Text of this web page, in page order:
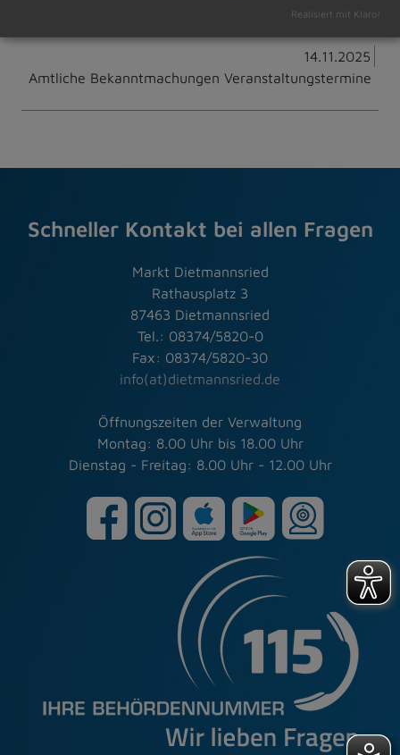
14.11.2025
Amtliche Bekanntmachungen Veranstaltungstermine
Schneller Kontakt bei allen Fragen
Markt Dietmannsried
Rathausplatz 3
87463 Dietmannsried
Tel.: 08374/5820-0
Fax: 08374/5820-30
info(at)dietmannsried.de
Öffnungszeiten der Verwaltung
Montag: 8.00 Uhr bis 18.00 Uhr
Dienstag - Freitag: 8.00 Uhr - 12.00 Uhr
Realisiert mit Klaro!